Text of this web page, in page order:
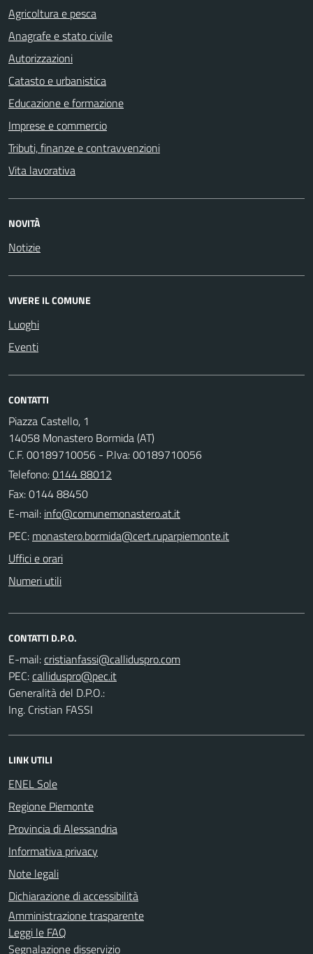
Agricoltura e pesca
Anagrafe e stato civile
Autorizzazioni
Catasto e urbanistica
Educazione e formazione
Imprese e commercio
Tributi, finanze e contravvenzioni
Vita lavorativa
NOVITÀ
Notizie
VIVERE IL COMUNE
Luoghi
Eventi
CONTATTI
Piazza Castello, 1
14058 Monastero Bormida (AT)
C.F. 00189710056 - P.Iva: 00189710056
Telefono:0144 88012
Fax: 0144 88450
E-mail:
PEC:
Uffici e orari
Numeri utili
CONTATTI D.P.O.
E-mail:
PEC:
Generalità del D.P.O.:
Ing. Cristian FASSI
LINK UTILI
ENEL Sole
Regione Piemonte
Provincia di Alessandria
Informativa privacy
Note legali
Dichiarazione di accessibilità
Amministrazione trasparente
Leggi le FAQ
Segnalazione disservizio